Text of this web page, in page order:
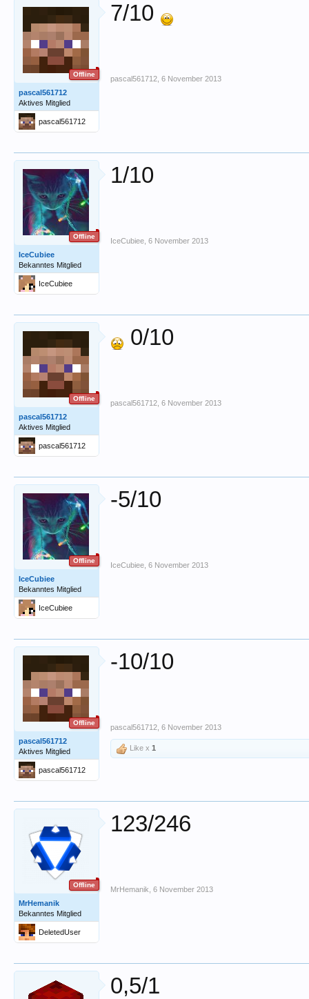
Offline
pascal561712
Aktives Mitglied
pascal561712
7/10
pascal561712 6 November 2013
Offline
IceCubiee
Bekanntes Mitglied
IceCubiee
1/10
IceCubiee 6 November 2013
Offline
pascal561712
Aktives Mitglied
pascal561712
0/10
pascal561712 6 November 2013
Offline
IceCubiee
Bekanntes Mitglied
IceCubiee
-5/10
IceCubiee 6 November 2013
Offline
pascal561712
Aktives Mitglied
pascal561712
-10/10
pascal561712 6 November 2013
Like x 1
Offline
MrHemanik
Bekanntes Mitglied
DeletedUser
123/246
MrHemanik 6 November 2013
0,5/1